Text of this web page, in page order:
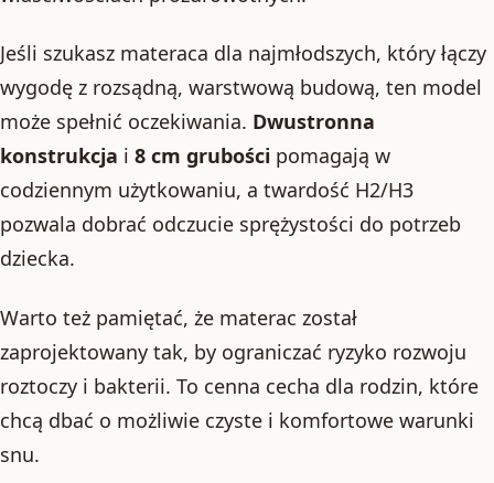
Jeśli szukasz materaca dla najmłodszych, który łączy
wygodę z rozsądną, warstwową budową, ten model
może spełnić oczekiwania. Dwustronna
konstrukcja i 8 cm grubości pomagają w
codziennym użytkowaniu, a twardość H2/H3
pozwala dobrać odczucie sprężystości do potrzeb
dziecka.
Warto też pamiętać, że materac został
zaprojektowany tak, by ograniczać ryzyko rozwoju
roztoczy i bakterii. To cenna cecha dla rodzin, które
chcą dbać o możliwie czyste i komfortowe warunki
snu.